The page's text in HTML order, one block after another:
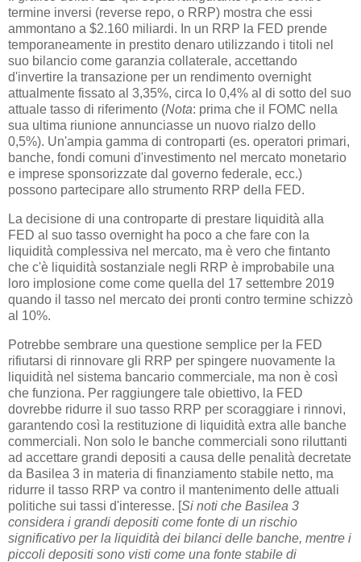
termine inversi (reverse repo, o RRP) mostra che essi
ammontano a $2.160 miliardi. In un RRP la FED prende
temporaneamente in prestito denaro utilizzando i titoli nel
suo bilancio come garanzia collaterale, accettando
d'invertire la transazione per un rendimento overnight
attualmente fissato al 3,35%, circa lo 0,4% al di sotto del suo
attuale tasso di riferimento (Nota: prima che il FOMC nella
sua ultima riunione annunciasse un nuovo rialzo dello
0,5%). Un'ampia gamma di controparti (es. operatori primari,
banche, fondi comuni d'investimento nel mercato monetario
e imprese sponsorizzate dal governo federale, ecc.)
possono partecipare allo strumento RRP della FED.
La decisione di una controparte di prestare liquidità alla
FED al suo tasso overnight ha poco a che fare con la
liquidità complessiva nel mercato, ma è vero che fintanto
che c'è liquidità sostanziale negli RRP è improbabile una
loro implosione come come quella del 17 settembre 2019
quando il tasso nel mercato dei pronti contro termine schizzò
al 10%.
Potrebbe sembrare una questione semplice per la FED
rifiutarsi di rinnovare gli RRP per spingere nuovamente la
liquidità nel sistema bancario commerciale, ma non è così
che funziona. Per raggiungere tale obiettivo, la FED
dovrebbe ridurre il suo tasso RRP per scoraggiare i rinnovi,
garantendo così la restituzione di liquidità extra alle banche
commerciali. Non solo le banche commerciali sono riluttanti
ad accettare grandi depositi a causa delle penalità decretate
da Basilea 3 in materia di finanziamento stabile netto, ma
ridurre il tasso RRP va contro il mantenimento delle attuali
politiche sui tassi d'interesse. [Si noti che Basilea 3
considera i grandi depositi come fonte di un rischio
significativo per la liquidità dei bilanci delle banche, mentre i
piccoli depositi sono visti come una fonte stabile di